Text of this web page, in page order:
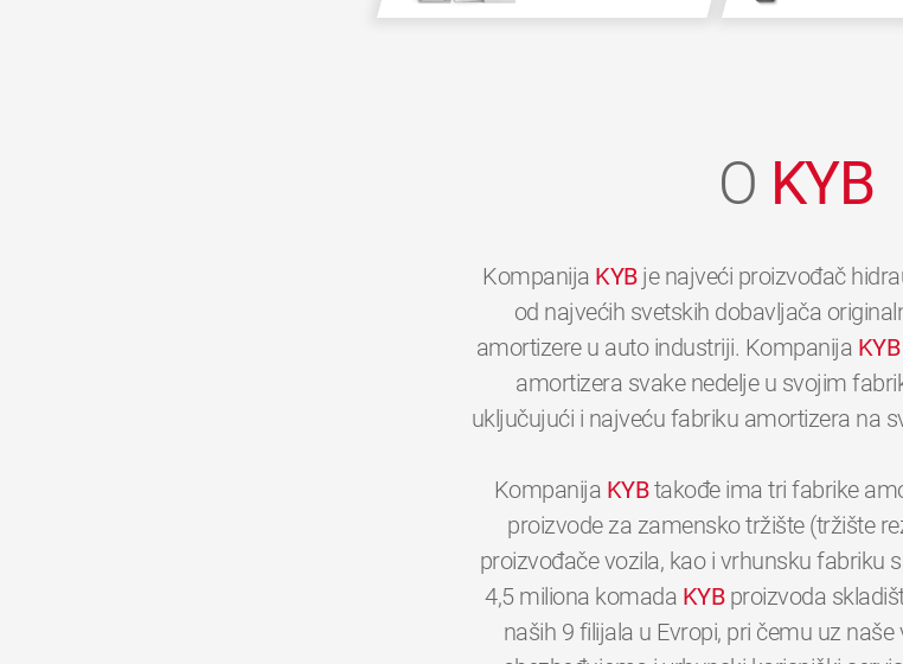
O KYB
Kompanija KYBje najveći proizvođač
od najvećih svetskih dobavljača
amortizere u auto industriji. Kompanija KYB
amortizera svake nedelje u svojim
uključujući i najveću fabriku amortizera na
Kompanija KYBtakođe ima tri fabrike
proizvode za zamensko tržište (tržište
proizvođače vozila, kao i vrhunsku fabriku
4,5 miliona komada KYBproizvoda
naših 9 filijala u Evropi, pri čemu uz
000